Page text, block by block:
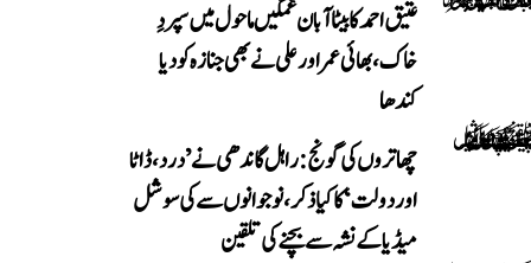
عتیق احمد کا بیٹا آبان غمگین ماحول میں سپردِ
خاک، بھائی عمر اور علی نے بھی جنازہ کو دیا
کندھا
چھاتروں کی گونج: راہل گاندھی نے ’درد، ڈاٹا
اور دولت‘ کا کیا ذکر، نوجوانوں سے کی سوشل
میڈیا کے نشہ سے بچنے کی تلقین